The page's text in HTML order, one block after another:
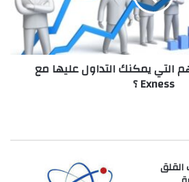
التي يمكنك التداول عليها مع
Exness ؟
القلق